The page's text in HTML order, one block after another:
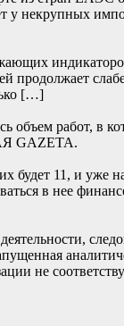
у некрупных
продолжает
[…]
объем работ, в
GAZЕТА.
будет 11, и уже
в нее
не